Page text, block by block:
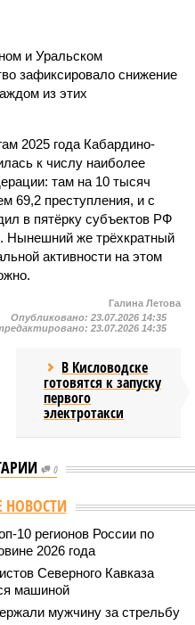
и Уральском
зафиксировало снижение
из этих
2025 года Кабардино-
к числу наиболее
там на 10 тысяч
69,2 преступления, и с
в пятёрку субъектов РФ
Нынешний же трёхкратный
активности на этом
Галина Летова
Опубликовано: 23.07.2026 14:35
23.07.2026 14:35
В Кисловодске
готовятся к запуску
первого
электротакси
0
ливней 18 сёл остаются без
остаются без
земли